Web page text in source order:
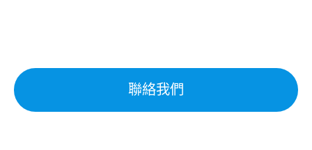
聯絡我們